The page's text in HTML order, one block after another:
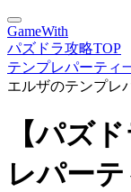
GameWith
パズドラ攻略TOP
テンプレパーティ
エルザのテンプレ
【パズ
レパーテ